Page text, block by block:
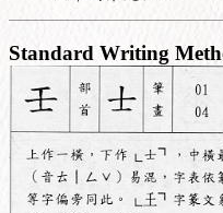
Standard Writing